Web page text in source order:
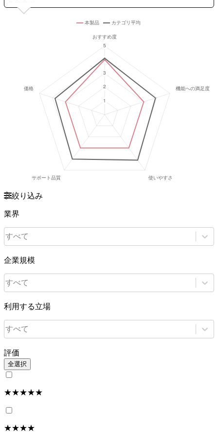
絞り込み
業界
すべて
企業規模
すべて
利用する立場
すべて
評価
全選択
★★★★★
★★★★